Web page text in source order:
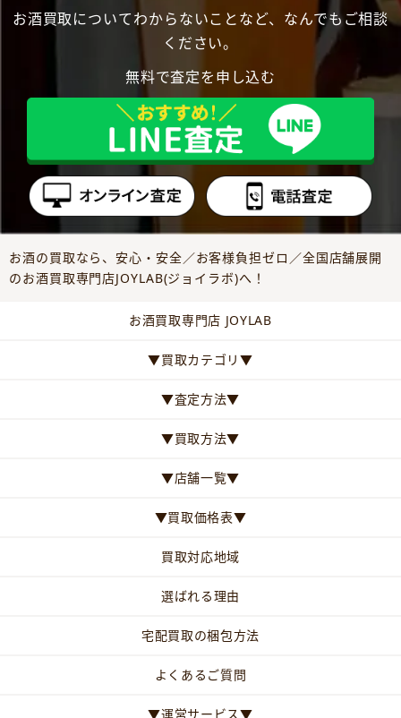
お酒買取についてわからないことなど、なんでもご相談
ください。
無料で査定を申し込む
お酒の買取なら、安心・安全／お客様負担ゼロ／全国店舗展開
のお酒買取専門店JOYLAB(ジョイラボ)へ！
お酒買取専門店 JOYLAB
▼買取カテゴリ▼
▼査定方法▼
▼買取方法▼
▼店舗一覧▼
▼買取価格表▼
買取対応地域
選ばれる理由
宅配買取の梱包方法
よくあるご質問
▼運営サービス▼